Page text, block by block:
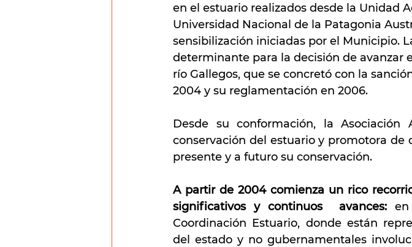
en el estuario realizados desde la Unidad
Universidad Nacional de la Patagonia
sensibilización iniciadas por el Municipio.
determinante para la decisión de avanzar
río Gallegos, que se concretó con la
2004 y su reglamentación en 2006.
Desde su conformación, la
conservación del estuario y promotora de
presente y a futuro su conservación.
A partir de 2004 comienza un rico
significativos y continuos  avances:
Coordinación Estuario, donde están
del estado y no gubernamentales